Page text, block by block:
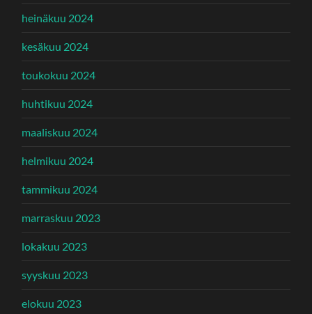
heinäkuu 2024
kesäkuu 2024
toukokuu 2024
huhtikuu 2024
maaliskuu 2024
helmikuu 2024
tammikuu 2024
marraskuu 2023
lokakuu 2023
syyskuu 2023
elokuu 2023